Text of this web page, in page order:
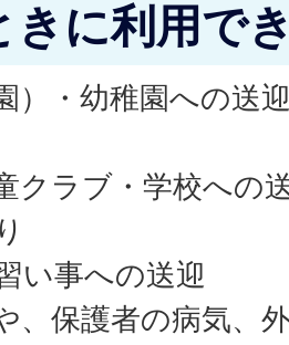
きに利用で
）・幼稚園への送
クラブ・学校への
い事への送迎
、保護者の病気、